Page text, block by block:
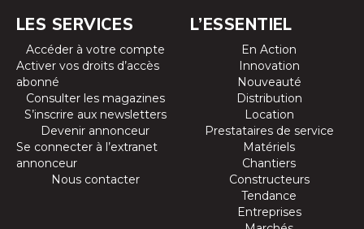
LES SERVICES
Accéder à votre compte
Activer vos droits d’accès
abonné
Consulter les magazines
S’inscrire aux newsletters
Devenir annonceur
Se connecter à l’extranet
annonceur
Nous contacter
L’ESSENTIEL
En Action
Innovation
Nouveauté
Distribution
Location
Prestataires de service
Matériels
Chantiers
Constructeurs
Tendance
Entreprises